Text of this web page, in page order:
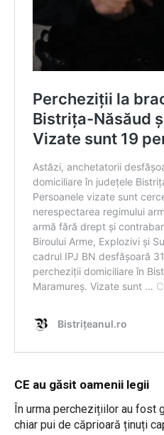
CE au găsit oamenii legii
În urma perchezițiilor au fost
chiar pui de căprioară ținuți